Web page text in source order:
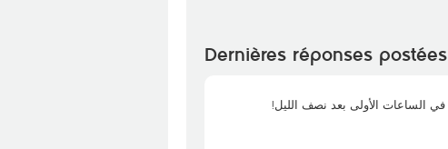
Dernières réponses postées